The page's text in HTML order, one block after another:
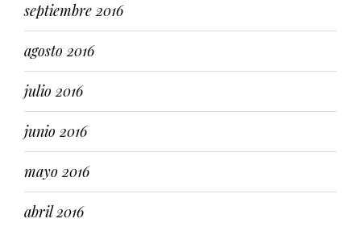
septiembre 2016
agosto 2016
julio 2016
junio 2016
mayo 2016
abril 2016